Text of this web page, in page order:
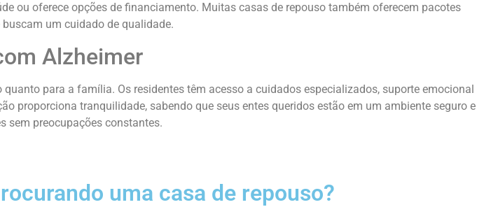
ou oferece opções de financiamento. Muitas casas de repouso também oferecem pacotes
um cuidado de qualidade.
Alzheimer
para a família. Os residentes têm acesso a cuidados especializados, suporte emocional
proporciona tranquilidade, sabendo que seus entes queridos estão em um ambiente seguro e
sem preocupações constantes.
uma casa de repouso?